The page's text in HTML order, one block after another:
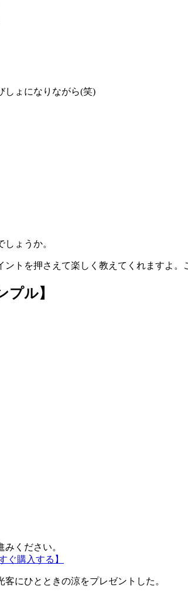
しょになりながら(笑)
ょうか。
トを押さえて楽しく教えてくれますよ。
ル】
ください。
にひとときの涼をプレゼントした。